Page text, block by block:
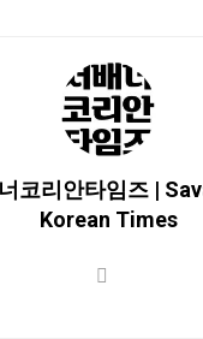
코리안타임즈 |
Korean Times